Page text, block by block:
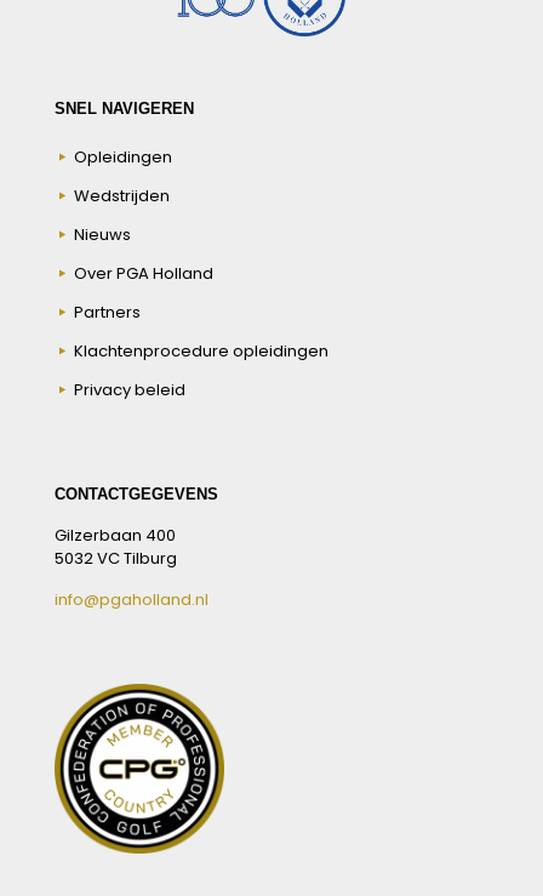
SNEL NAVIGEREN
Opleidingen
Wedstrijden
Nieuws
Over PGA Holland
Partners
Klachtenprocedure opleidingen
Privacy beleid
CONTACTGEGEVENS
Gilzerbaan 400
5032 VC Tilburg
info@pgaholland.nl